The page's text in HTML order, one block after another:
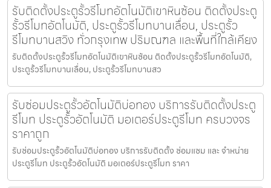
รับติดตั้งประตูรั้วรีโมทอัตโนมัติเขาหินซ้อน ติดตั้งประตู
รั้วรีโมทอัตโนมัติ, ประตูรั้วรีโมทบานเลื่อน, ประตูรั้ว
รีโมทบานสวิง ทั่วกรุงเทพ ปริมณฑล และพื้นที่ใกล้เคียง
รับติดตั้งประตูรั้วรีโมทอัตโนมัติเขาหินซ้อน ติดตั้งประตูรั้วรีโมทอัตโนมัติ,
ประตูรั้วรีโมทบานเลื่อน, ประตูรั้วรีโมทบานสว
รับซ่อมประตูรั้วอัตโนมัติบ่อทอง บริการรับติดตั้งประตู
รีโมท ประตูรั้วอัตโนมัติ มอเตอร์ประตูรีโมท ครบวงจร
ราคาถูก
รับซ่อมประตูรั้วอัตโนมัติบ่อทอง บริการรับติดตั้ง ซ่อมแซม และ จำหน่าย
ประตูรีโมท ประตูรั้วอัตโนมัติ มอเตอร์ประตูรีโมท ราคา